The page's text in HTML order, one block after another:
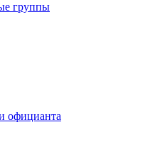
группы
официанта